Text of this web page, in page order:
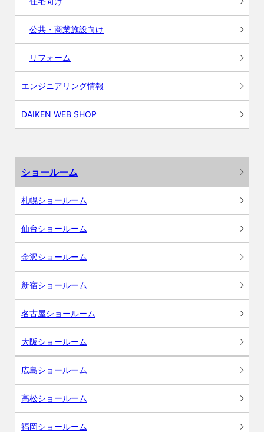
公共・商業施設向け
リフォーム
エンジニアリング情報
DAIKEN WEB SHOP
ショールーム
札幌ショールーム
仙台ショールーム
金沢ショールーム
新宿ショールーム
名古屋ショールーム
大阪ショールーム
広島ショールーム
高松ショールーム
福岡ショールーム